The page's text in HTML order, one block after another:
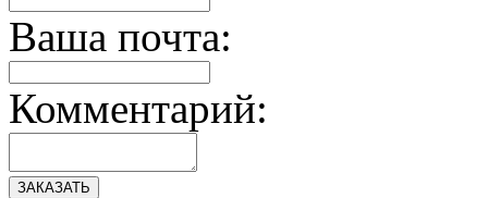
Ваша почта:
Комментарий:
ЗАКАЗАТЬ